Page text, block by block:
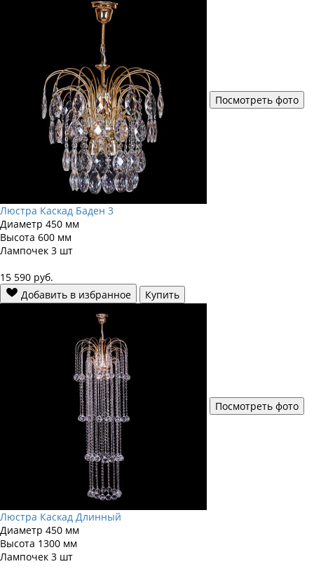
Посмотреть фото
Люстра Каскад Баден 3
Диаметр 450 мм
Высота 600 мм
Лампочек 3 шт
15 590 руб.
Добавить в избранное
Купить
Посмотреть фото
Люстра Каскад Длинный
Диаметр 450 мм
Высота 1300 мм
Лампочек 3 шт